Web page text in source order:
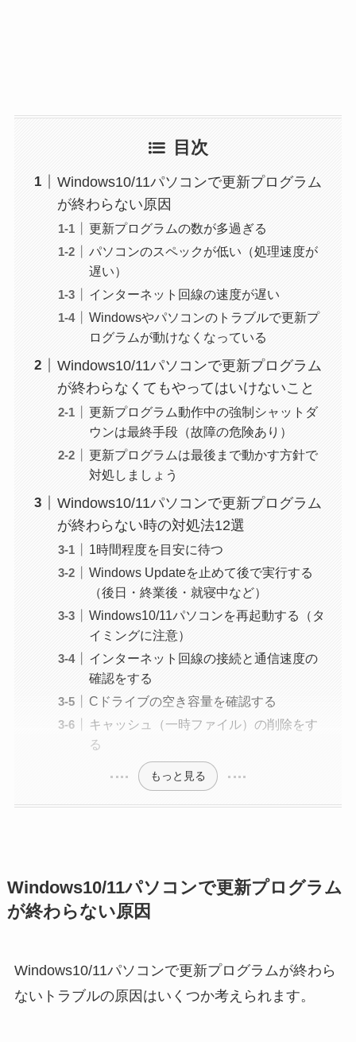
目次
Windows10/11パソコンで更新プログラム
が終わらない原因
更新プログラムの数が多過ぎる
パソコンのスペックが低い（処理速度が
遅い）
インターネット回線の速度が遅い
Windowsやパソコンのトラブルで更新プ
ログラムが動けなくなっている
Windows10/11パソコンで更新プログラム
が終わらなくてもやってはいけないこと
更新プログラム動作中の強制シャットダ
ウンは最終手段（故障の危険あり）
更新プログラムは最後まで動かす方針で
対処しましょう
Windows10/11パソコンで更新プログラム
が終わらない時の対処法12選
1時間程度を目安に待つ
Windows Updateを止めて後で実行する
（後日・終業後・就寝中など）
Windows10/11パソコンを再起動する（タ
イミングに注意）
インターネット回線の接続と通信速度の
確認をする
Cドライブの空き容量を確認する
キャッシュ（一時ファイル）の削除をす
る
もっと見る
Windows10/11パソコンで更新プログラム
が終わらない原因
Windows10/11パソコンで更新プログラムが終わら
ないトラブルの原因はいくつか考えられます。